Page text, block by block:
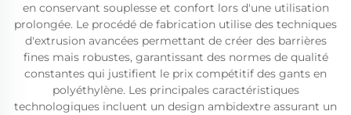
en conservant souplesse et confort lors d'une utilisation
prolongée. Le procédé de fabrication utilise des techniques
d'extrusion avancées permettant de créer des barrières
fines mais robustes, garantissant des normes de qualité
constantes qui justifient le prix compétitif des gants en
polyéthylène. Les principales caractéristiques
technologiques incluent un design ambidextre assurant un